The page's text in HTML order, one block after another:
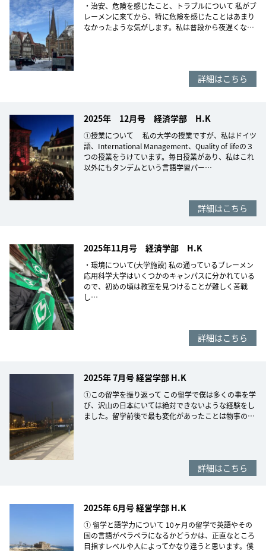
・治安、危険を感じたこと、トラブルについて 私がブ
レーメンに来てから、特に危険を感じたことはあまり
なかったような気がします。私は普段から夜遅くな…
詳細はこちら
2025年 12月号 経済学部 H.K
①授業について 私の大学の授業ですが、私はドイツ
語、International Management、Quality of lifeの３
つの授業をうけています。毎日授業があり、私はこれ
以外にもタンデムという言語学習パー…
詳細はこちら
2025年11月号 経済学部 H.K
・環境について(大学施設) 私の通っているブレーメン
応用科学大学はいくつかのキャンパスに分かれている
ので、初めの頃は教室を見つけることが難しく苦戦
し…
詳細はこちら
2025年 7月号 経営学部 H.K
①この留学を振り返って この留学で僕は多くの事を学
び、沢山の日本にいては絶対できないような経験をし
ました。留学前後で最も変化があったことは物事の…
詳細はこちら
2025年 6月号 経営学部 H.K
① 留学と語学力について 10ヶ月の留学で英語やその
国の言語がペラペラになるかどうかは、正直なところ
目指すレベルや人によってかなり違うと思います。僕